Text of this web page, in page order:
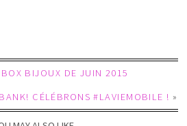
BIJOUX DE JUIN 2015
CÉLÉBRONS #LAVIEMOBILE ! »